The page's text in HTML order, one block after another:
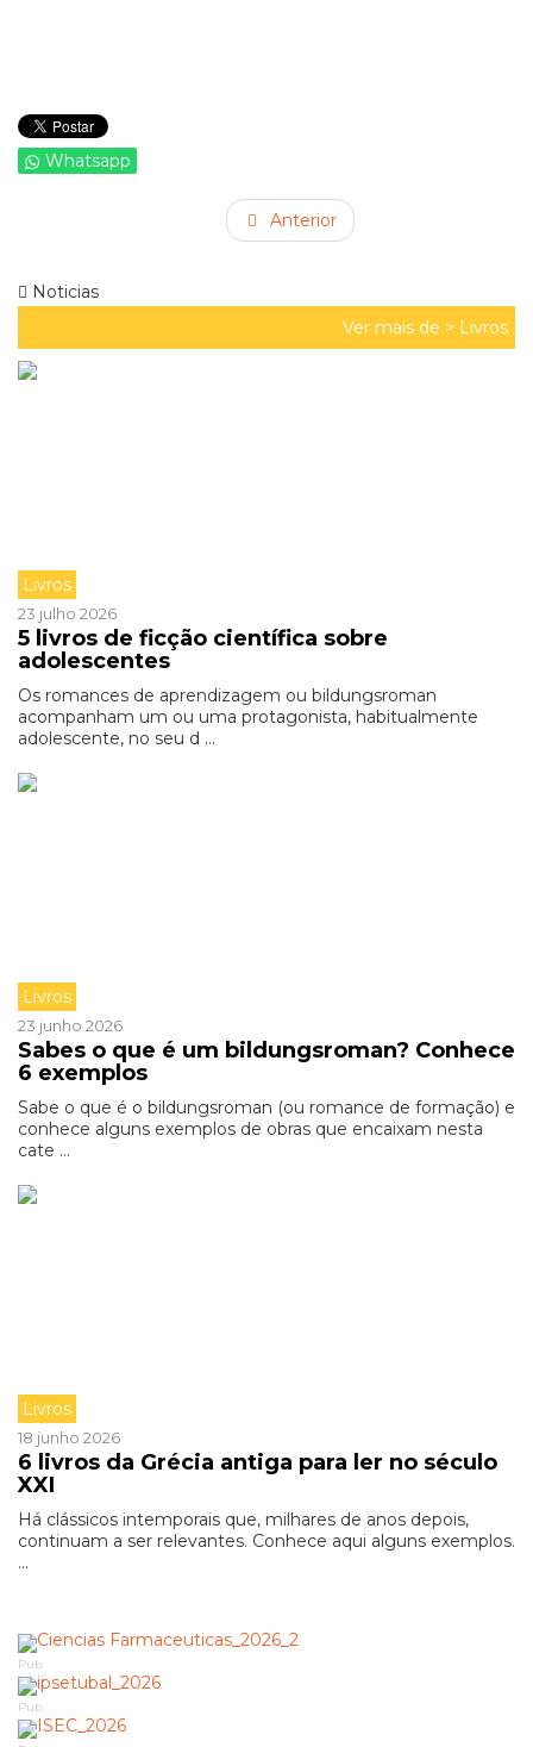
Whatsapp
Anterior
Noticias
Ver mais de > Livros
Livros
23 julho 2026
5 livros de ficção científica sobre
adolescentes
Os romances de aprendizagem ou bildungsroman
acompanham um ou uma protagonista, habitualmente
adolescente, no seu d ...
Livros
23 junho 2026
Sabes o que é um bildungsroman? Conhece
6 exemplos
Sabe o que é o bildungsroman (ou romance de formação) e
conhece alguns exemplos de obras que encaixam nesta
cate ...
Livros
18 junho 2026
6 livros da Grécia antiga para ler no século
XXI
Há clássicos intemporais que, milhares de anos depois,
continuam a ser relevantes. Conhece aqui alguns exemplos.
...
Pub
Pub